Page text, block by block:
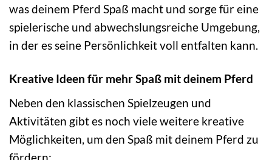
was deinem Pferd Spaß macht und sorge für eine
spielerische und abwechslungsreiche Umgebung,
in der es seine Persönlichkeit voll entfalten kann.
Kreative Ideen für mehr Spaß mit deinem Pferd
Neben den klassischen Spielzeugen und
Aktivitäten gibt es noch viele weitere kreative
Möglichkeiten, um den Spaß mit deinem Pferd zu
fördern: